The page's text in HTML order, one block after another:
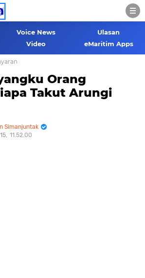
Voice News
Ulasan
Video eMaritim Apps
Orang
Takut Arungi
Simanjuntak
11.52.00